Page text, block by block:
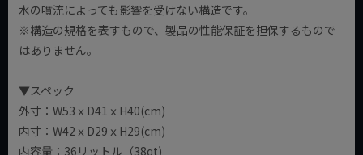
水の噴流によっても影響を受けない構造です。
※構造の規格を表すもので、製品の性能保証を担保するもので
はありません。
▼スペック
外寸：W53ｘD41ｘH40(cm)
内寸：W42ｘD29ｘH29(cm)
内容量：36リットル（38qt)